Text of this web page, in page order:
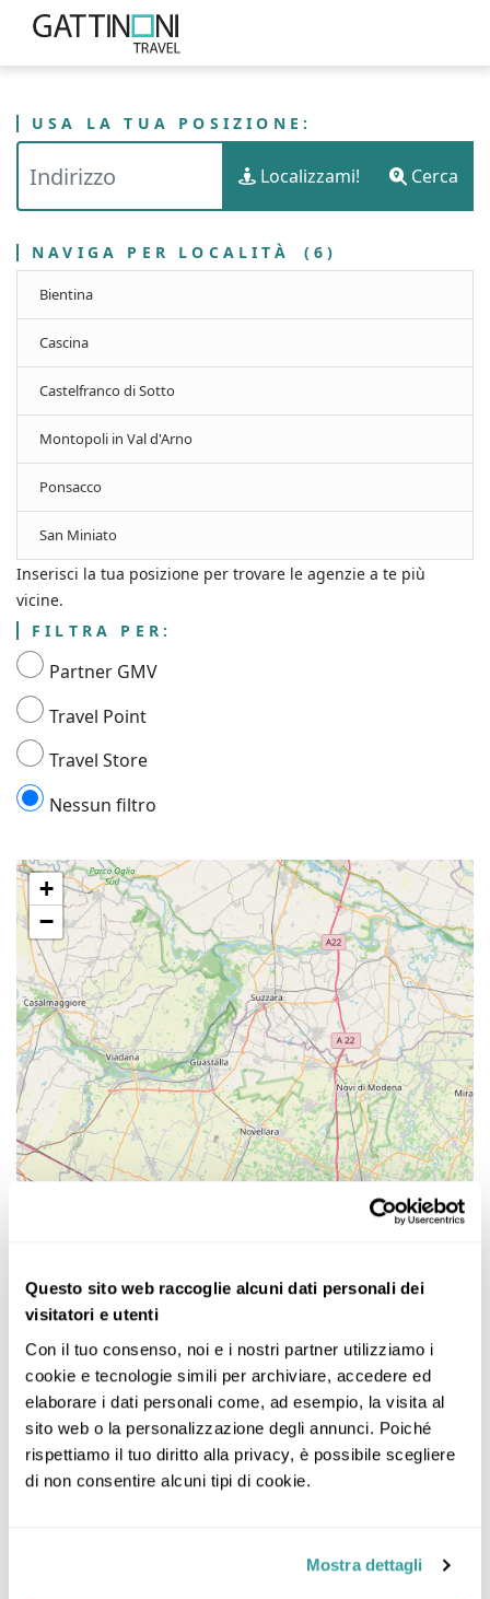
Questo sito web raccoglie alcuni dati personali dei
visitatori e utenti
Con il tuo consenso, noi e i nostri partner utilizziamo i
cookie e tecnologie simili per archiviare, accedere ed
elaborare i dati personali come, ad esempio, la visita al
sito web o la personalizzazione degli annunci. Poiché
rispettiamo il tuo diritto alla privacy, è possibile scegliere
di non consentire alcuni tipi di cookie.
Mostra dettagli
GATTINONI TRAVEL - PROVINCIA DI PISA
USA LA TUA POSIZIONE:
Localizzami! Cerca
NAVIGA PER LOCALITÀ (6)
Bientina
Cascina
Castelfranco di Sotto
Montopoli in Val d'Arno
Ponsacco
San Miniato
Inserisci la tua posizione per trovare le agenzie a te più
vicine.
FILTRA PER:
Partner GMV
Travel Point
Travel Store
Nessun filtro
+
−